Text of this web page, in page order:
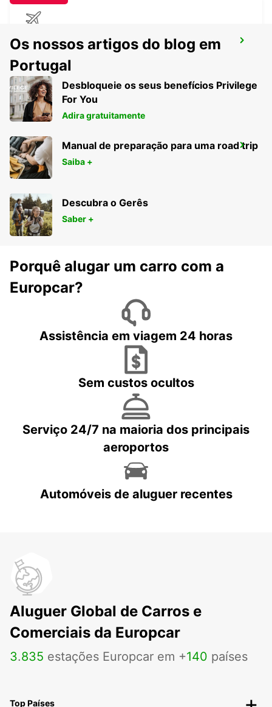
KOCHI AEROPORTO INTERNACIONAL
TERMINAL 2
KOCHI - INDIA
COIMBATORE AEROPORTO
INTERNACIONAL
COIMBATORE - INDIA
Os nossos artigos do blog em
Portugal
Desbloqueie os seus benefícios Privilege
For You
Adira gratuitamente
Manual de preparação para uma road trip
Saiba +
Descubra o Gerês
Saber +
Porquê alugar um carro com a
Europcar?
Assistência em viagem 24 horas
Sem custos ocultos
Serviço 24/7 na maioria dos principais
aeroportos
Automóveis de aluguer recentes
Aluguer Global de Carros e
Comerciais da Europcar
3.835 estações Europcar em +140 países
Top Países